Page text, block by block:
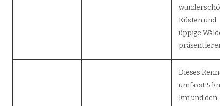
Küsten und
üppige
Dieses
umfasst 5
km und den